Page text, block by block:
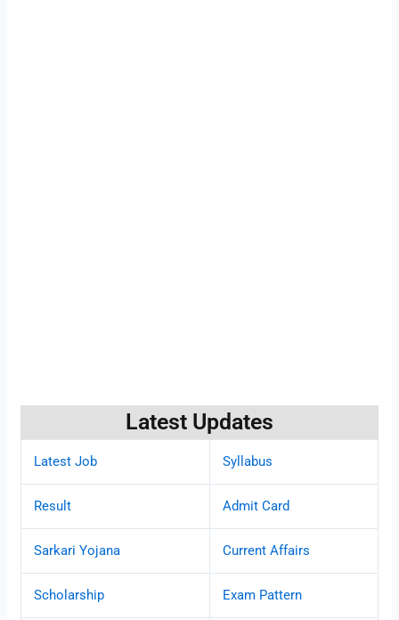
Latest Updates
Latest Job Syllabus
Result Admit Card
Sarkari Yojana Current Affairs
Scholarship Exam Pattern